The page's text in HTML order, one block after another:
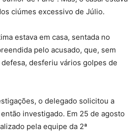
ciúmes excessivo de Júlio.
estava em casa, sentada no
pelo acusado, que, sem
desferiu vários golpes de
o delegado solicitou a
investigado. Em 25 de agosto
pela equipe da 2ª